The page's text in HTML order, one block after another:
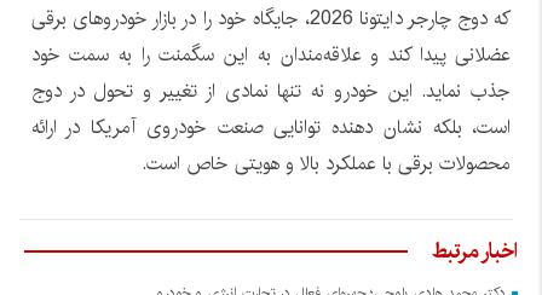
که دوج چارجر دایتونا 2026، جایگاه خود را در بازار خودروهای برقی
عضلانی پیدا کند و علاقه‌مندان به این سگمنت را به سمت خود
جذب نماید. این خودرو نه تنها نمادی از تغییر و تحول در دوج
است، بلکه نشان دهنده توانایی صنعت خودروی آمریکا در ارائه
محصولات برقی با عملکرد بالا و هویتی خاص است.
اخبار مرتبط